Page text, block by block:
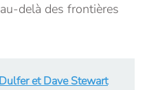
delà des frontières
et Dave Stewart